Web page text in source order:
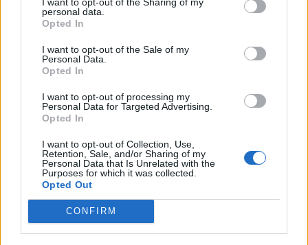
personal data.
Opted In
I want to opt-out of the Sale of my
Personal Data.
Opted In
I want to opt-out of processing my
Personal Data for Targeted Advertising.
Opted In
I want to opt-out of Collection, Use,
Retention, Sale, and/or Sharing of my
Personal Data that Is Unrelated with the
Purposes for which it was collected.
Opted Out
CONFIRM
omistajan äänellä
Älykaiuttimista on tullut melko suosittuja.
Ensimmäisten joukossa iPhone-puhelimissa
oleva Siri
Info
Tietoa meistä
Tietosuojalauseke
Yhteistyössä
Jocka